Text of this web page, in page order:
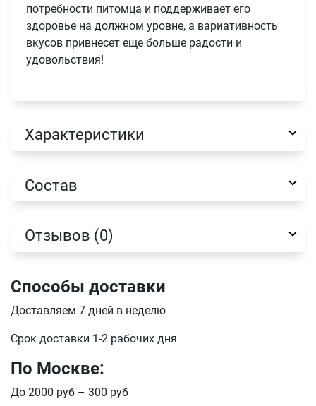
потребности питомца и поддерживает его
здоровье на должном уровне, а вариативность
вкусов привнесет еще больше радости и
удовольствия!
Характеристики
Состав
Отзывов (0)
Способы доставки
Доставляем 7 дней в неделю
Срок доставки 1-2 рабочих дня
По Москве:
До 2000 руб – 300 руб
Оформить заказ
Имя
Телефон
E-mail